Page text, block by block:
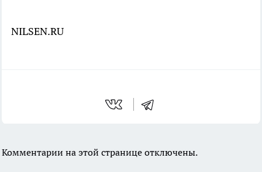
NILSEN.RU
Комментарии на этой странице отключены.